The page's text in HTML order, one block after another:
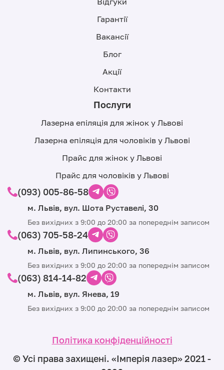
Гарантії
Вакансії
Блог
Акції
Контакти
Послуги
Лазерна епіляція для жінок у Львові
Лазерна епіляція для чоловіків у Львові
Прайс для жінок у Львові
Прайс для чоловіків у Львові
(093) 005-86-58
м. Львів, вул. Шота Руставелі, 30
Без вихідних з 9:00 до 20:00 за попереднім записом
(063) 705-58-24
м. Львів, вул. Липинського, 36
Без вихідних з 9:00 до 20:00 за попереднім записом
(063) 814-14-82
м. Львів, вул. Янева, 19
Без вихідних з 9:00 до 20:00 за попереднім записом
Політика конфіденційності
© Усі права захищені. «Iмпeрiя лазер» 2021 -